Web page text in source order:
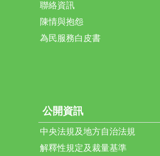
聯絡資訊
陳情與抱怨
為民服務白皮書
公開資訊
中央法規及地方自治法規
解釋性規定及裁量基準